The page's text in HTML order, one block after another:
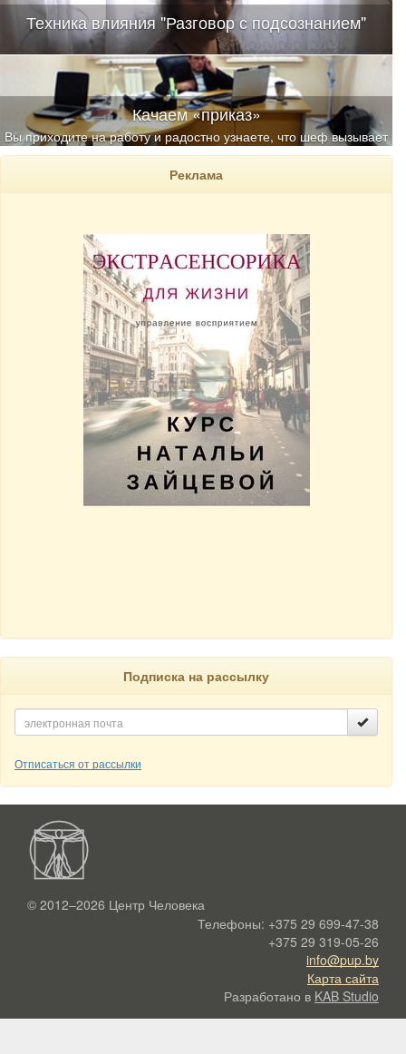
Техника влияния "Разговор с подсознанием"
Качаем «приказ»
Вы приходите на работу и радостно узнаете, что шеф вызывает
вас на беседу
Реклама
Подписка на рассылку
Отписаться от рассылки
© 2012–2026 Центр Человека
Телефоны: +375 29 699-47-38
+375 29 319-05-26
info@pup.by
Карта сайта
Разработано в KAB Studio